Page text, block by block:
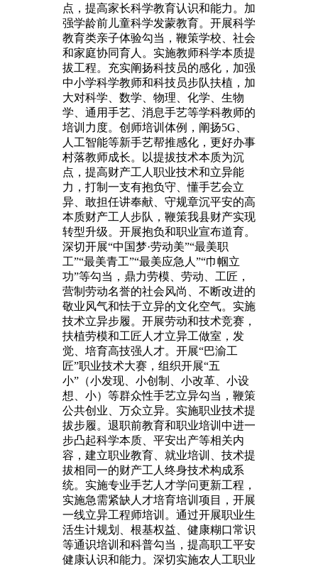
点，提高家长科学教育认识和能力。加
强学龄前儿童科学发蒙教育。开展科学
教育类亲子体验勾当，鞭策学校、社会
和家庭协同育人。实施教师科学本质提
拔工程。充实阐扬科技员的感化，加强
中小学科学教师和科技员步队扶植，加
大对科学、数学、物理、化学、生物
学、通用手艺、消息手艺等学科教师的
培训力度。创师培训体例，阐扬5G、
人工智能等新手艺帮推感化，更好办事
村落教师成长。以提拔技术本质为沉
点，提高财产工人职业技术和立异能
力，打制一支有抱负守、懂手艺会立
异、敢担任讲奉献、守规章沉平安的高
本质财产工人步队，鞭策我县财产实现
转型升级。开展抱负和职业宣布道育。
深切开展“中国梦·劳动美”“最美职
工”“最美青工”“最美应急人”“巾帼立
功”等勾当，鼎力劳模、劳动、工匠，
营制劳动名誉的社会风尚、不断改进的
敬业风气和怯于立异的文化空气。实施
技术立异步履。开展劳动和技术竞赛，
扶植劳模和工匠人才立异工做室，发
觉、培育高技强人才。开展“巴渝工
匠”职业技术大赛，组织开展“五
小”（小发现、小创制、小改革、小设
想、小）等群众性手艺立异勾当，鞭策
公共创业、万众立异。实施职业技术提
拔步履。退职前教育和职业培训中进一
步凸起科学本质、平安出产等相关内
容，建立职业教育、就业培训、技术提
拔相同一的财产工人终身技术构成系
统。实施专业手艺人才学问更新工程，
实施急需紧缺人才培育培训项目，开展
一线立异工程师培训。通过开展职业生
活生计规划、根基权益、健康糊口常识
等通识培训和科普勾当，提高职工平安
健康认识和能力。深切实施农人工职业